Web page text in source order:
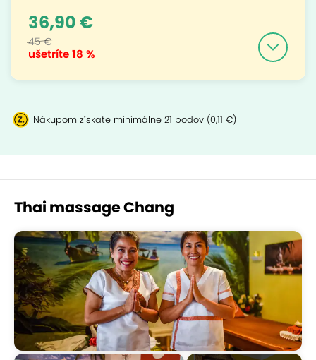
ušetríte18 %
36,90 €
45 €
Nákupom získate minimálne 21 bodov (0,11 €)
Thai massage Chang